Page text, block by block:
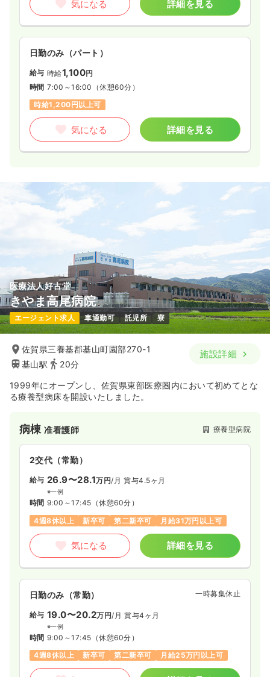
気になる 詳細を見る
日勤のみ（パート）
給与 時給1,100円
時間 7:00～16:00 （休憩60分）
時給1,200円以上可
気になる 詳細を見る
医療法人好古堂
きやま高尾病院
エージェント求人 車通勤可 託児所 寮
佐賀県三養基郡基山町園部270-1
基山駅
20分
施設詳細
1999年にオープンし、佐賀県東部医療圏内において初めてとな
る療養型病床を開設いたしました。
病棟准看護師 療養型病院
2交代（常勤）
給与 26.9〜28.1万円/月 賞与4.5ヶ月
※一例
時間 9:00～17:45 （休憩60分）
4週8休以上
新卒可 第二新卒可 月給31万円以上可
気になる 詳細を見る
日勤のみ（常勤） 一時募集休止
給与 19.0〜20.2万円/月 賞与4ヶ月
※一例
時間 9:00～17:45 （休憩60分）
4週8休以上
新卒可 第二新卒可 月給25万円以上可